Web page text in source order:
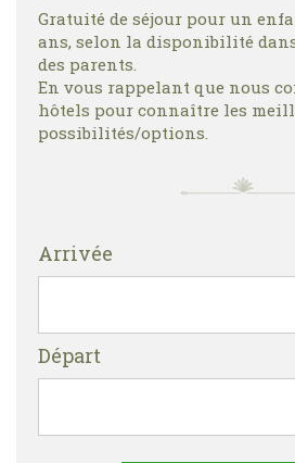
Gratuité de séjour pour un
ans, selon la disponibilité
des parents.
En vous rappelant que nous
hôtels pour connaître les
possibilités/options.
Arrivée
Départ